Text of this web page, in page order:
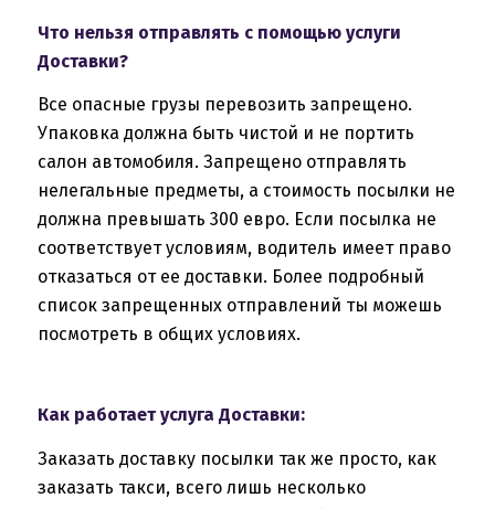
Что нельзя отправлять с помощью услуги
Доставки?
Все опасные грузы перевозить запрещено.
Упаковка должна быть чистой и не портить
салон автомобиля. Запрещено отправлять
нелегальные предметы, а стоимость посылки не
должна превышать 300 евро. Если посылка не
соответствует условиям, водитель имеет право
отказаться от ее доставки. Более подробный
список запрещенных отправлений ты можешь
посмотреть в общих условиях.
Как работает услуга Доставки:
Заказать доставку посылки так же просто, как
заказать такси, всего лишь несколько